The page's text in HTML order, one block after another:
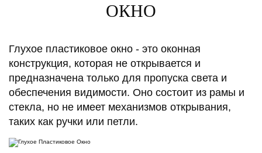
ОКНО
Глухое пластиковое окно - это оконная
конструкция, которая не открывается и
предназначена только для пропуска света и
обеспечения видимости. Оно состоит из рамы и
стекла, но не имеет механизмов открывания,
таких как ручки или петли.